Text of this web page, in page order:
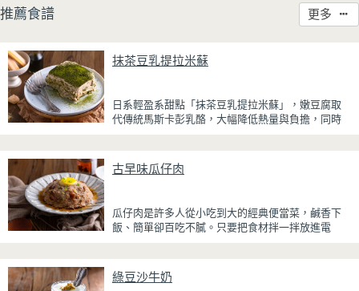
推薦食譜 更多
抹茶豆乳提拉米蘇
日系輕盈系甜點「抹茶豆乳提拉米蘇」，嫩豆腐取
代傳統馬斯卡彭乳酪，大幅降低熱量與負擔，同時
厚重，搭配帶微苦茶香的抹茶與香氣濃郁的黃豆
粉，甜而不膩，層次更加豐富。
吃到淡淡的茶香。相較於傳統提拉米蘇，這款更清
爽、更低負擔，無論是下午茶、飯後甜點，或是正
古早味瓜仔肉
瓜仔肉是許多人從小吃到大的經典便當菜，鹹香下
飯、簡單卻百吃不膩。只要把食材拌一拌放進電
蒸好的瓜仔肉鮮嫩多汁，絞肉吸飽脆瓜醬汁的甘甜
綠豆沙牛奶